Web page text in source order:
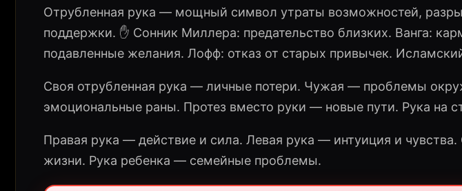
Отрубленная рука — мощный символ утраты возможностей,
поддержки. ✋ Сонник Миллера: предательство близких. Ванга:
подавленные желания. Лофф: отказ от старых привычек.
Своя отрубленная рука — личные потери. Чужая — проблемы
эмоциональные раны. Протез вместо руки — новые пути. Рука на
Правая рука — действие и сила. Левая рука — интуиция и
жизни. Рука ребенка — семейные проблемы.